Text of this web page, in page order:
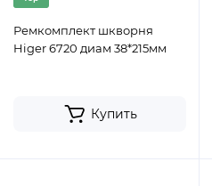
Ремкомплект шкворня
Higer 6720 диам 38*215мм
Купить